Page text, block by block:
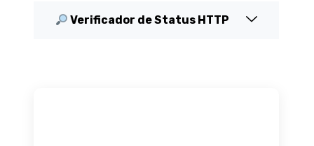
Verificador de Status HTTP